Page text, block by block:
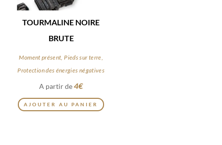
TOURMALINE NOIRE
BRUTE
Moment présent, Pieds sur terre,
Protection des énergies négatives
A partir de4€
AJOUTER AU PANIER